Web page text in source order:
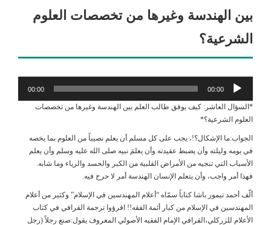
بين الهندسة وغيرها من تخصصات العلوم
الشرعية؟
مشغل
الصوت
00:00
00:00
*السؤال العاشر: كيف يوفق طالب العلم بين الهندسة وغيرها من تخصصات
العلوم الشرعية؟*
الجواب:ما الإشكال؟!، يجب على كل مسلم أن يعلم نصيباً من العلوم بما يخصه
في يومه وليلته وأن يضبط عقيدته وأن يعلمَ نبيه صلى الله عليه وسلم وأن يعلم
الأسباب التي تنجيه من الأمراض القلبية من الكبر والحسد والرياء وما شابه.
فهذا أمر واجب، وأن يتعلم الإنسان الهندسة أمر لا حرج فيه.
ألّف أحمد تيمور باشا كتاباً سمّاه “أعلام المهندسين في الإسلام” وكثير من أعلام
المهندسين في الإسلام من كبار أئمة الفقه!! اقرؤوا ترجمة القرافي في كتاب
الأعلام للزركلي،القرافي الإمام الفقيه الأصولي المعروف يقول:صنع رجلاً (رجل